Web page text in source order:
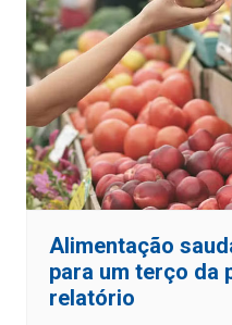
Alimentação
para um terço da
relatório